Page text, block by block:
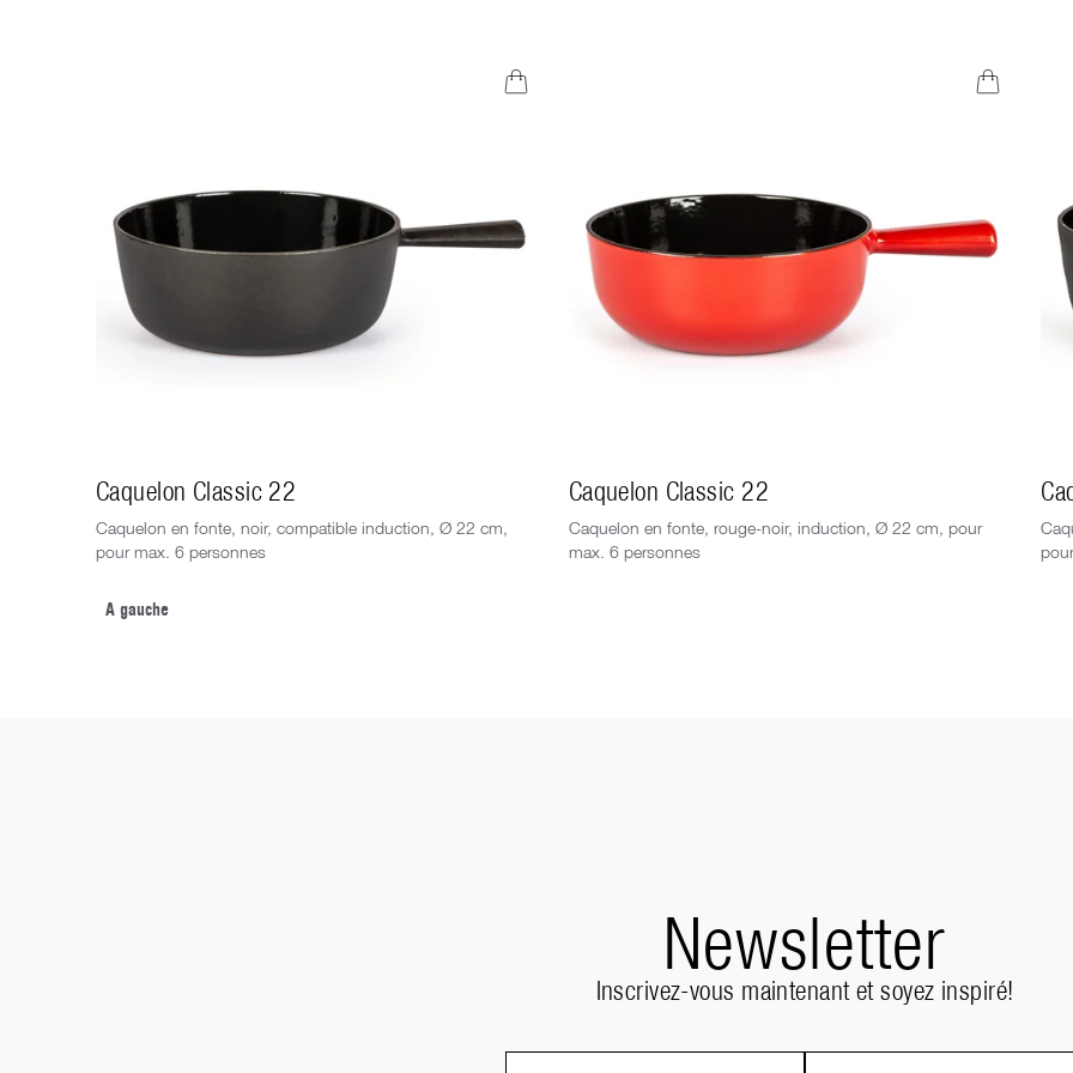
Caquelon Classic 22
Caquelon en fonte, noir, compatible induction, Ø 22 cm,
pour max. 6 personnes
Caquelon Classic 22
Caquelon en fonte, rouge-noir, induction, Ø 22 cm, pour
max. 6 personnes
A gauche
Newsletter
Inscrivez-vous maintenant et soyez inspiré!